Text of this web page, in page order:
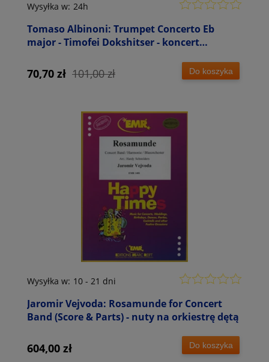
Tomaso Albinoni: Trumpet Concerto Eb
major - Timofei Dokshitser - koncert
lub organy
Wysyłka w: 24h
70,70 zł 101,00 zł Do koszyka
Jaromir Vejvoda: Rosamunde for Concert
Band (Score & Parts) - nuty na orkiestrę dętą
Wysyłka w: 10 - 21 dni
604,00 zł Do koszyka